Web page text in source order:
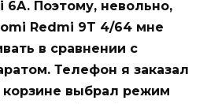
Поэтому, невольно,
Redmi 9T 4/64 мне
в сравнении с
Телефон я заказал
выбрал режим